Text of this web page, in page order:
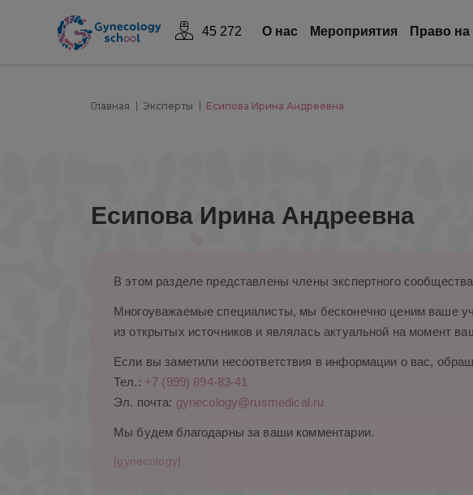
45 272 О нас Mероприятия Право на
Главная Эксперты Есипова Ирина Андреевна
Есипова Ирина Андреевна
В этом разделе представлены члены экспертного
Многоуважаемые специалисты, мы бесконечно ценим ваше
из открытых источников и являлась актуальной на момент
Если вы заметили несоответствия в информации о вас,
Тел.: +7 (999) 894-83-41
Эл. почта: gynecology@rusmedical.ru
Мы будем благодарны за ваши комментарии.
[gynecology]